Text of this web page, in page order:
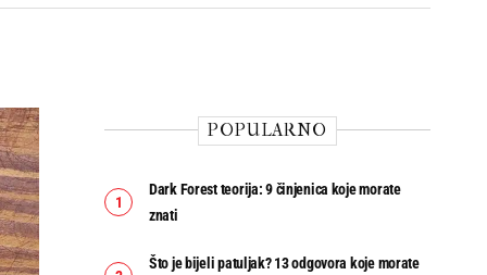
POPULARNO
Dark Forest teorija: 9 činjenica koje morate
znati
Što je bijeli patuljak? 13 odgovora koje morate